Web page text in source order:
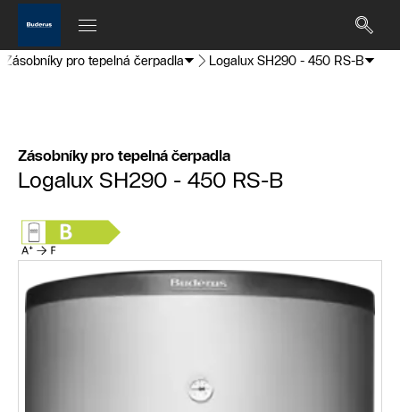
Zásobníky pro tepelná čerpadla Logalux SH290 - 450 RS-B
Zásobníky pro tepelná čerpadla
Logalux SH290 - 450 RS-B